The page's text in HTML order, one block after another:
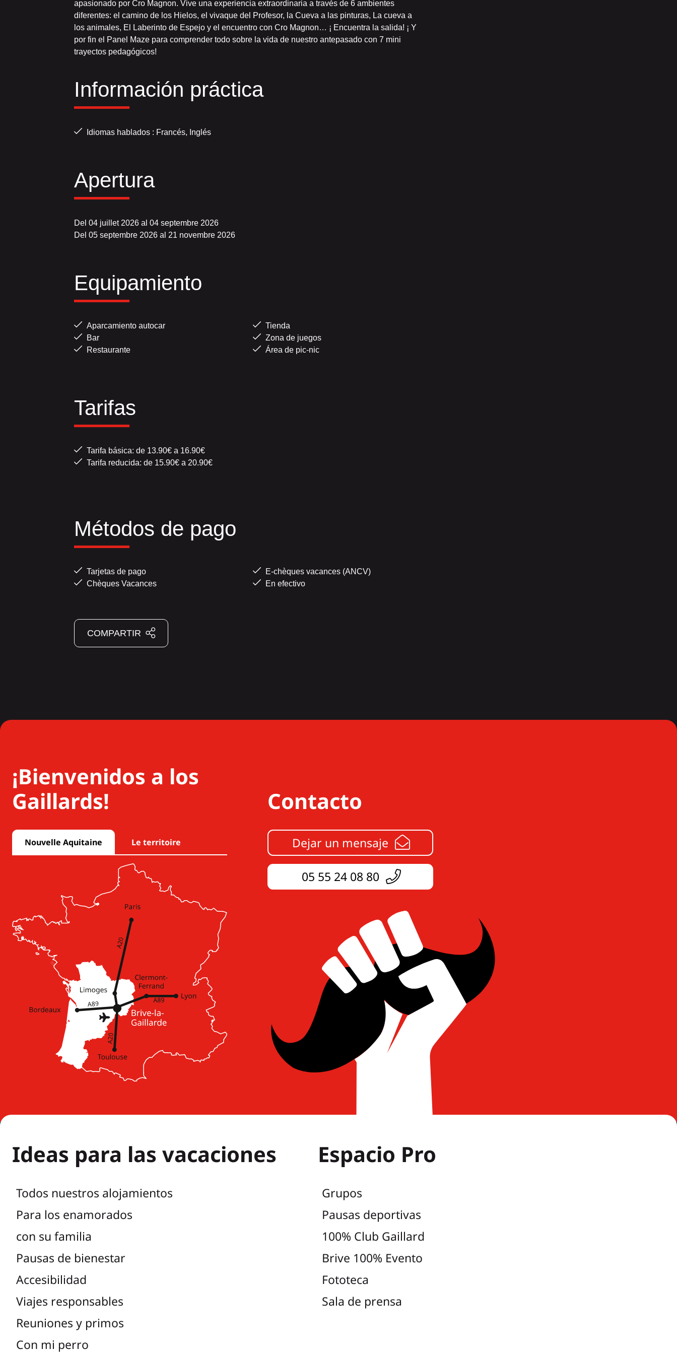
apasionado por Cro Magnon. Vive una experiencia extraordinaria a través de 6 ambientes
diferentes: el camino de los Hielos, el vivaque del Profesor, la Cueva a las pinturas, La cueva a
los animales, El Laberinto de Espejo y el encuentro con Cro Magnon… ¡ Encuentra la salida! ¡ Y
por fin el Panel Maze para comprender todo sobre la vida de nuestro antepasado con 7 mini
trayectos pedagógicos!
Información práctica
Idiomas hablados : Francés, Inglés
Apertura
Del 04 juillet 2026 al 04 septembre 2026
Del 05 septembre 2026 al 21 novembre 2026
Equipamiento
Aparcamiento autocar
Bar
Restaurante
Tienda
Zona de juegos
Área de pic-nic
Tarifas
Tarifa básica: de 13.90€ a 16.90€
Tarifa reducida: de 15.90€ a 20.90€
Métodos de pago
Tarjetas de pago
Chèques Vacances
E-chèques vacances (ANCV)
En efectivo
COMPARTIR
¡Bienvenidos a los
Gaillards!
Nouvelle Aquitaine Le territoire
Contacto
Dejar un mensaje
05 55 24 08 80
Ideas para las vacaciones
Todos nuestros alojamientos
Para los enamorados
con su familia
Pausas de bienestar
Accesibilidad
Viajes responsables
Reuniones y primos
Con mi perro
Espacio Pro
Grupos
Pausas deportivas
100% Club Gaillard
Brive 100% Evento
Fototeca
Sala de prensa